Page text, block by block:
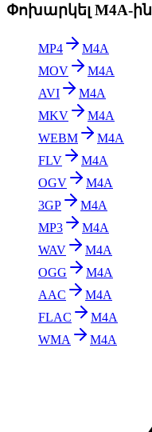
Փոխարկել M4A-ին
MP4
M4A
MOV
M4A
AVI
M4A
MKV
M4A
WEBM
M4A
FLV
M4A
OGV
M4A
3GP
M4A
MP3
M4A
WAV
M4A
OGG
M4A
AAC
M4A
FLAC
M4A
WMA
M4A